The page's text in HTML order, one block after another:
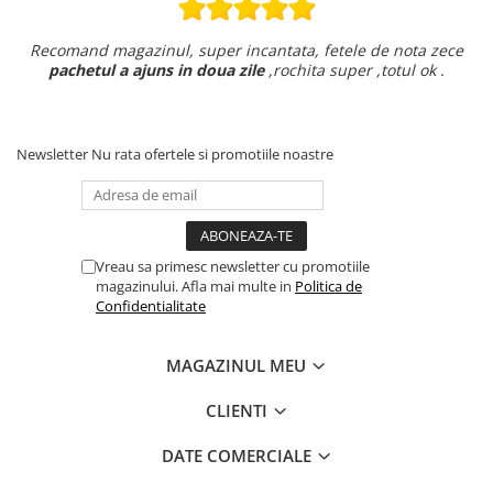
Recomand magazinul, super incantata, fetele de nota zece
pachetul a ajuns in doua zile,rochita super ,totul ok .
Newsletter Nu rata ofertele si promotiile noastre
Vreau sa primesc newsletter cu promotiile
magazinului. Afla mai multe in Politica de
Confidentialitate
MAGAZINUL MEU
CLIENTI
DATE COMERCIALE